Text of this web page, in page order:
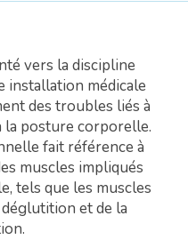
vers la discipline
installation médicale
des troubles liés à
la posture corporelle.
fait référence à
muscles impliqués
tels que les muscles
et de la